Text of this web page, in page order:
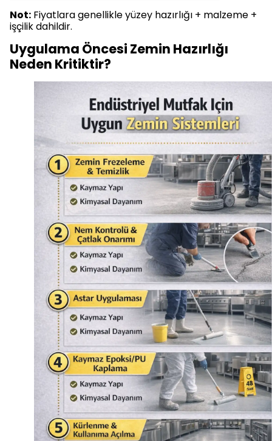
Not: Fiyatlara genellikle yüzey hazırlığı + malzeme +
işçilik dahildir.
Uygulama Öncesi Zemin Hazırlığı
Neden Kritiktir?